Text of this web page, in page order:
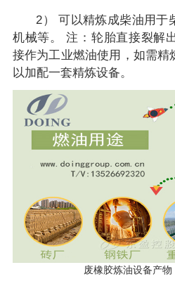
2） 可以精炼成柴油用于
机械等。 注：轮胎直接裂解
接作为工业燃油使用，如需精
以加配一套精炼设备。
废橡胶炼油设备产